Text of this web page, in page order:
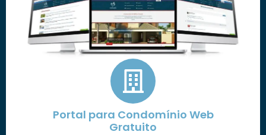
Portal para Condomínio Web
Gratuito